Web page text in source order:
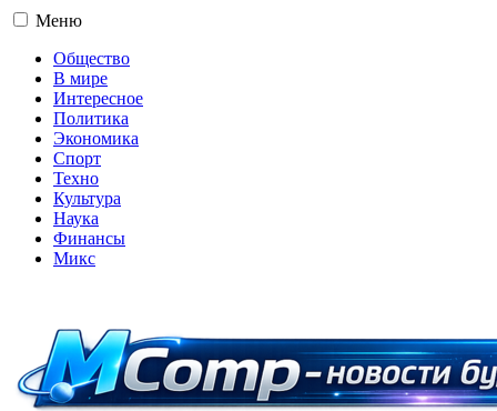
Меню
Общество
В мире
Интересное
Политика
Экономика
Спорт
Техно
Культура
Наука
Финансы
Микс